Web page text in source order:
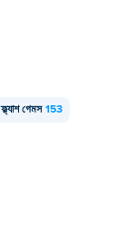
ফ্ল্যাশ গেমস 153